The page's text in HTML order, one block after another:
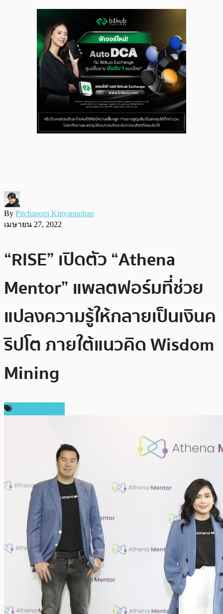
By Pitchaporn Kitiyanuphap
เมษายน 27, 2022
“RISE” เปิดตัว “Athena
Mentor” แพลตฟอร์มที่ช่วย
แปลงความรู้ให้กลายเป็นเงินค
ริปโต ภายใต้แนวคิด Wisdom
Mining